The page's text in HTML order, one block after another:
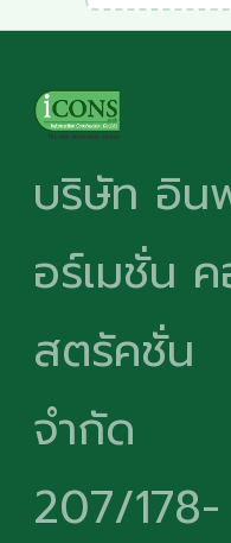
บริษัท อิน
อร์เมชั่น
สตรัคชั่น
จำกัด
207/178-